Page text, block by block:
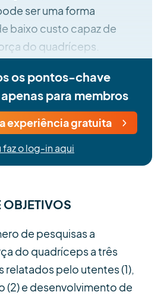
ser uma forma
baixo custo capaz de
do quadríceps.
os pontos-chave
para membros
experiência gratuita
faz o log-in aqui
OBJETIVOS
de pesquisas a
do quadríceps a três
pelo utentes (1),
(2) e desenvolvimento de